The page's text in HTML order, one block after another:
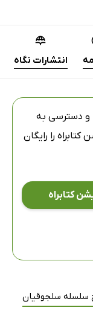
انتشارات نگاه
و دسترسی به
کتابراه را رایگان
کتابراه
سلسله سلجوقیان